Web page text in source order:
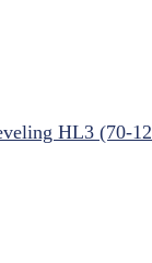
HL3 (70-